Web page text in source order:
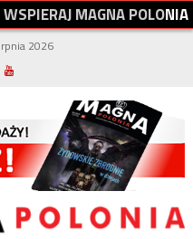
WSPIERAJMAGNAPOLONIA
2026